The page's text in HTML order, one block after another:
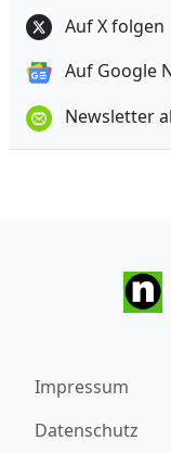
Auf X folgen
Auf Google
Newsletter
Impressum
Datenschutz